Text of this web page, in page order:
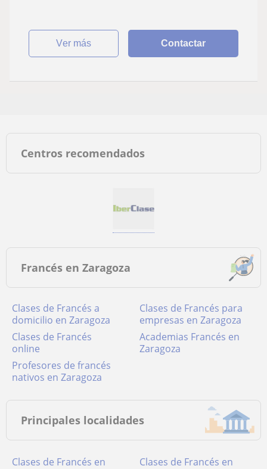
ver más Contactar
Centros recomendados
Francés en Zaragoza
Clases de Francés a
domicilio en Zaragoza
Clases de Francés para
empresas en Zaragoza
Clases de Francés
online
academias Francés en
Zaragoza
Profesores de francés
nativos en Zaragoza
Principales localidades
Clases de Francés en
Clases de Francés en